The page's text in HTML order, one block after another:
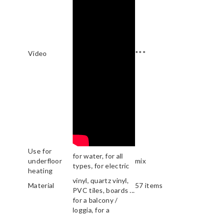
Video ***
Use for
underfloor
heating
for water, for all
types, for electric
mix
Material
vinyl, quartz vinyl,
PVC tiles, boards ...
57 items
for a balcony /
loggia, for a